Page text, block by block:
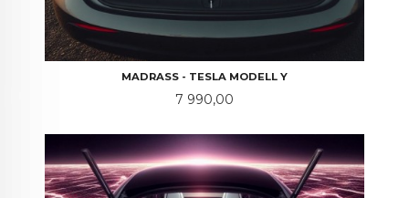
MADRASS - TESLA MODELL Y
Pris
7 990,00